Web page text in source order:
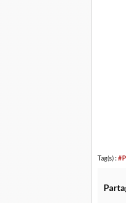
Tag(s) :